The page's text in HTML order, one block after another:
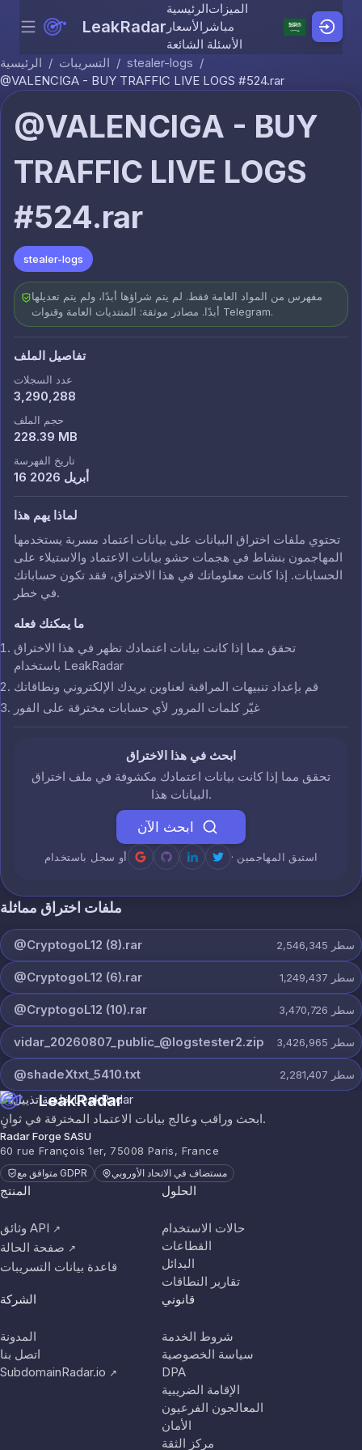
Skip to content
Menu LeakRadar
الرئيسيةالميزات
الأسعار مباشر
الأسئلة الشائعة
الرئيسية / التسريبات / stealer-logs /
@VALENCIGA - BUY TRAFFIC LIVE LOGS #524.rar
@VALENCIGA - BUY
TRAFFIC LIVE LOGS
#524.rar
stealer-logs
مفهرس من المواد العامة فقط. لم يتم شراؤها أبدًا، ولم يتم تعديلها
أبدًا. مصادر موثقة: المنتديات العامة وقنوات Telegram.
تفاصيل الملف
عدد السجلات
3,290,288
حجم الملف
228.39 MB
تاريخ الفهرسة
16 أبريل 2026
لماذا يهم هذا
تحتوي ملفات اختراق البيانات على بيانات اعتماد مسربة يستخدمها
المهاجمون بنشاط في هجمات حشو بيانات الاعتماد والاستيلاء على
الحسابات. إذا كانت معلوماتك في هذا الاختراق، فقد تكون حساباتك
في خطر.
ما يمكنك فعله
تحقق مما إذا كانت بيانات اعتمادك تظهر في هذا الاختراق
باستخدام LeakRadar
قم بإعداد تنبيهات المراقبة لعناوين بريدك الإلكتروني ونطاقاتك
غيّر كلمات المرور لأي حسابات مخترقة على الفور
ابحث في هذا الاختراق
تحقق مما إذا كانت بيانات اعتمادك مكشوفة في ملف اختراق
البيانات هذا.
ابحث الآن
أو سجل باستخدام · استبق المهاجمين
ملفات اختراق مماثلة
@CryptogoL12 (8).rar 2,546,345 سطر
@CryptogoL12 (6).rar 1,249,437 سطر
@CryptogoL12 (10).rar 3,470,726 سطر
vidar_20260807_public_@logstester2.zip 3,426,965 سطر
@shadeXtxt_5410.txt 2,281,407 سطر
LeakRadar
ابحث وراقب وعالج بيانات الاعتماد المخترقة في ثوانٍ.
Radar Forge SASU
60 rue François 1er, 75008 Paris, France
متوافق مع GDPR مستضاف في الاتحاد الأوروبي
المنتج
وثائق API ↗
صفحة الحالة ↗
قاعدة بيانات التسريبات
الحلول
حالات الاستخدام
القطاعات
البدائل
تقارير النطاقات
الشركة
المدونة
اتصل بنا
SubdomainRadar.io ↗
قانوني
شروط الخدمة
سياسة الخصوصية
DPA
الإقامة الضريبية
المعالجون الفرعيون
الأمان
مركز الثقة